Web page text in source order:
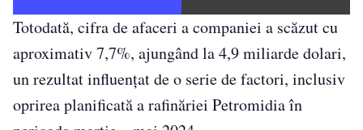
Totodată, cifra de afaceri a companiei a scăzut cu
aproximativ 7,7%, ajungând la 4,9 miliarde dolari,
un rezultat influențat de o serie de factori, inclusiv
oprirea planificată a rafinăriei Petromidia în